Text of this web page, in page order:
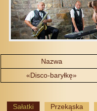
Nazwa
«Disco-baryłkę»
Sałatki Przekąska